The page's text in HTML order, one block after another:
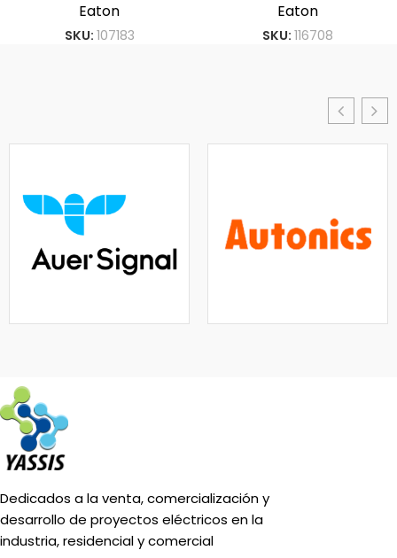
Eaton
SKU: 107183
Eaton
SKU: 116708
Dedicados a la venta, comercialización y
desarrollo de proyectos eléctricos en la
industria, residencial y comercial